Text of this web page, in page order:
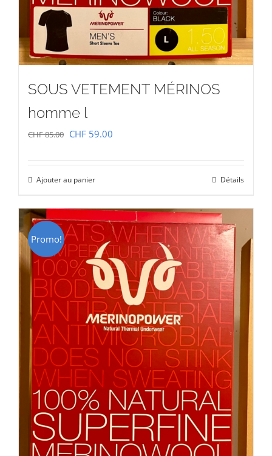
SOUS VETEMENT MÉRINOS
homme l
CHF85.00 Le
initial
était :
CHF 85.00.
CHF 59.00
actuel
CHF 59.00.
Ajouter au panier Détails
Promo!